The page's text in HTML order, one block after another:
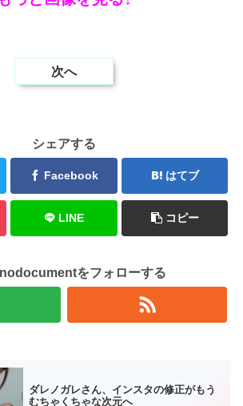
次へ
シェアする
Facebook はてブ
LINE コピー
をフォローする
ダレノガレさん、インスタの修正がもう
むちゃくちゃな次元へ